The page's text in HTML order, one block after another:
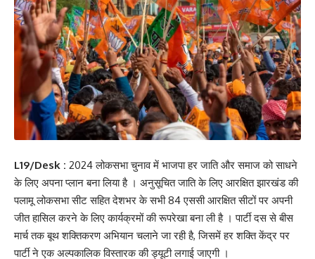
L19/Desk : 2024 लोकसभा चुनाव में भाजपा हर जाति और समाज को साधने
के लिए अपना प्लान बना लिया है । अनुसूचित जाति के लिए आरक्षित झारखंड की
पलामू लोकसभा सीट सहित देशभर के सभी 84 एससी आरक्षित सीटों पर अपनी
जीत हासिल करने के लिए कार्यक्रमों की रूपरेखा बना ली है । पार्टी दस से बीस
मार्च तक बूथ शक्तिकरण अभियान चलाने जा रही है, जिसमें हर शक्ति केंद्र पर
पार्टी ने एक अल्पकालिक विस्तारक की ड्यूटी लगाई जाएगी ।